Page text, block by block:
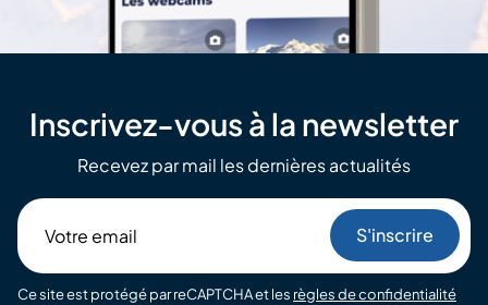
Inscrivez-vous à la newsletter
Recevez par mail les dernières actualités
email
Ce site est protégé par reCAPTCHA et les règles de confidentialité